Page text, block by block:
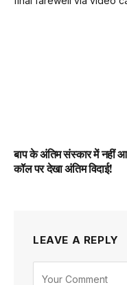
बाप के अंतिम संस्कार में नहीं
कॉल पर देखा अंतिम विदाई!
LEAVE A REPLY